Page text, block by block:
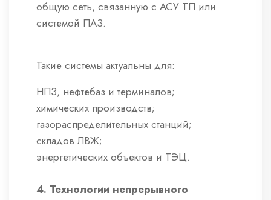
общую сеть, связанную с АСУ ТП или
системой ПАЗ.
Такие системы актуальны для:
НПЗ, нефтебаз и терминалов;
химических производств;
газораспределительных станций;
складов ЛВЖ;
энергетических объектов и ТЭЦ.
4. Технологии непрерывного